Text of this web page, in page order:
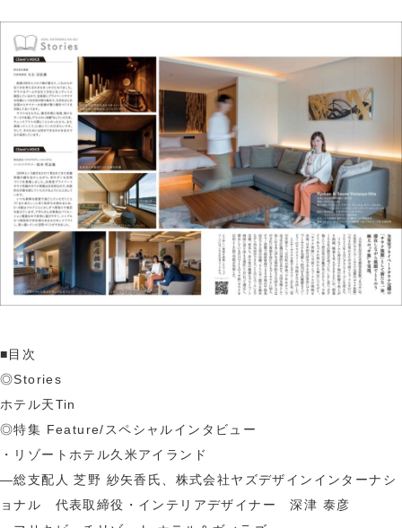
■目次
◎Stories
ホテル天Tin
◎特集 Feature/スペシャルインタビュー
・リゾートホテル久米アイランド
―総支配人 芝野 紗矢香氏、株式会社ヤズデザインインターナシ
ョナル 代表取締役・インテリアデザイナー 深津 泰彦